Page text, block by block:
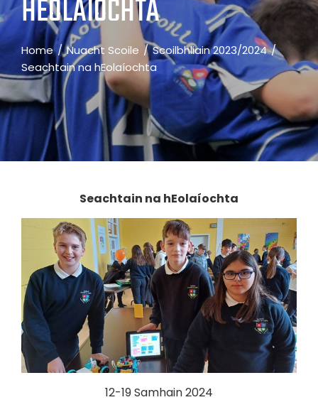
HEOLAÍOCHTA
Home Nuacht Scoile
Scoilbhliain 2023/2024
Seachtain na hEolaíochta
Seachtain na hEolaíochta
12-19 Samhain 2024